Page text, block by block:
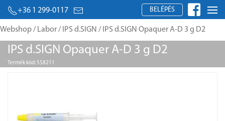
+36 1 299-0117 BELÉPÉS
Webshop/ Labor/ IPS d.SIGN / IPS d.SIGN Opaquer A-D 3 g D2
IPS d.SIGN Opaquer A-D 3 g D2
Termék kód: 558211